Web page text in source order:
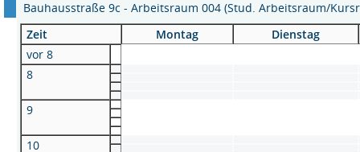
Bauhausstraße 9c - Arbeitsraum 004 (Stud. Arbeitsraum/
Zeit
Montag
Dienstag
vor 8
8
9
10